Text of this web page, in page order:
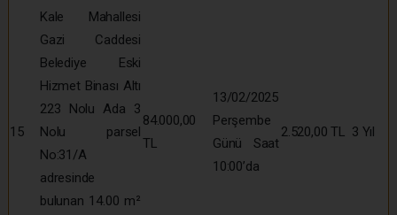
15
Kale Mahallesi
Gazi Caddesi
Belediye Eski
Hizmet Binası Altı
223 Nolu Ada 3
Nolu parsel
No:31/A
adresinde
bulunan 14.00 m²
84.000,00
TL
13/02/2025
Perşembe
Günü Saat
10:00’da
2.520,00 TL 3 Yıl